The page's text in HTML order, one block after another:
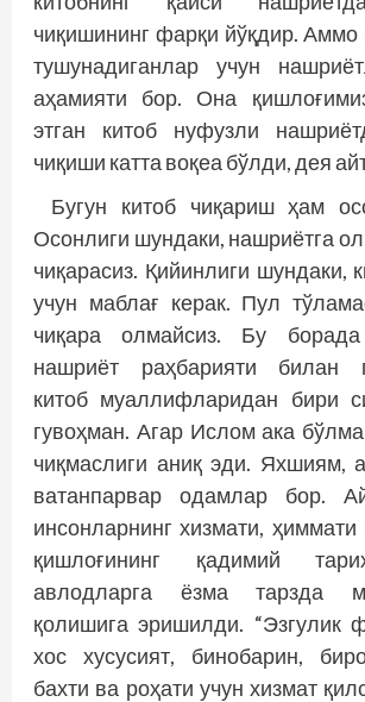
чиқишининг фарқи йўқдир. Аммо
тушунадиганлар учун
аҳамияти бор. Она
этган китоб нуфузли
чиқиши катта воқеа бўлди, дея
Бугун китоб чиқариш ҳам
Осонлиги шундаки, нашриётга
чиқарасиз. Қийинлиги шундаки,
учун маблағ керак. Пул
чиқара олмайсиз. Бу
нашриёт раҳбарияти билан
китоб муаллифларидан бири
гувоҳман. Агар Ислом ака
чиқмаслиги аниқ эди. Яхшиям,
ватанпарвар одамлар бор.
инсонларнинг хизмати,
қишлоғининг қадимий
авлодларга ёзма тарзда
қолишига эришилди. “Эзгулик
хос хусусият, бинобарин,
бахти ва роҳати учун хизмат